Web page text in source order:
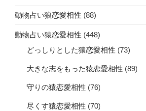
動物占い狼恋愛相性 (88)
動物占い猿恋愛相性 (448)
どっしりとした猿恋愛相性 (73)
大きな志をもった猿恋愛相性 (89)
守りの猿恋愛相性 (76)
尽くす猿恋愛相性 (70)